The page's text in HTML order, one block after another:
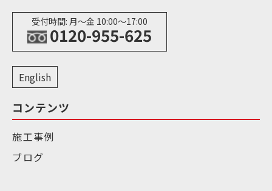
受付時間: 月〜金 10:00〜17:00
0120-955-625
English
コンテンツ
施工事例
ブログ